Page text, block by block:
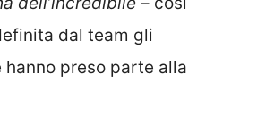
dal team gli
preso parte alla